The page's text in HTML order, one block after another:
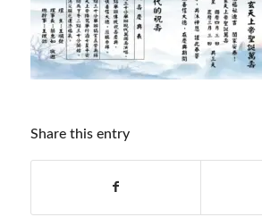
Share this entry